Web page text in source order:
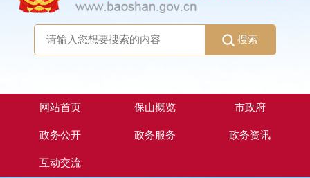
搜索
网站首页 保山概览 市政府
政务公开 政务服务 政务资讯
互动交流